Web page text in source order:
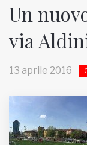
HOME
MUNICIPI
Un
via
13 aprile 2016